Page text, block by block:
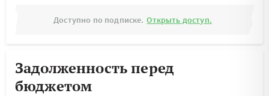
Доступно по подписке. Открыть доступ.
Задолженность перед
бюджетом